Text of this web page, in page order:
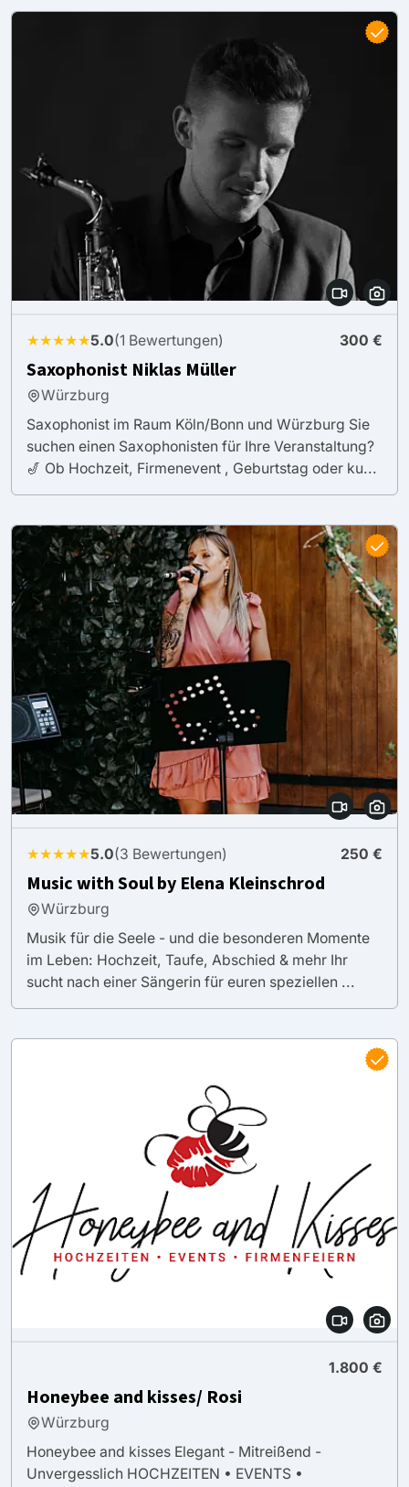
★★★★★5.0(1 Bewertungen) 300 €
Saxophonist Niklas Müller
Würzburg
Saxophonist im Raum Köln/Bonn und Würzburg Sie
suchen einen Saxophonisten für Ihre Veranstaltung?
🎷 Ob Hochzeit, Firmenevent , Geburtstag oder ku...
★★★★★5.0(3 Bewertungen) 250 €
Music with Soul by Elena Kleinschrod
Würzburg
Musik für die Seele - und die besonderen Momente
im Leben: Hochzeit, Taufe, Abschied & mehr Ihr
sucht nach einer Sängerin für euren speziellen ...
1.800 €
Honeybee and kisses/ Rosi
Würzburg
Honeybee and kisses Elegant - Mitreißend -
Unvergesslich HOCHZEITEN • EVENTS •